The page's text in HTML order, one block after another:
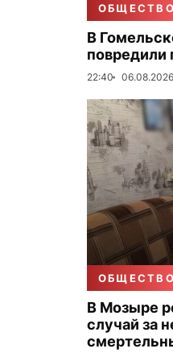
ОБЩЕСТВО
В
повредили
22:40 06.08.2026
ОБЩЕСТВО
В Мозыре
случай за